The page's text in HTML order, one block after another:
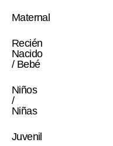
Maternal
Recién
Nacido
/ Bebé
Niños
/
Niñas
Juvenil